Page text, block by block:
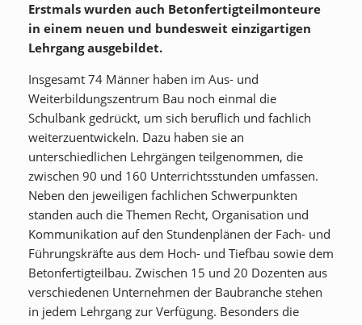
Erstmals wurden auch Betonfertigteilmonteure
in einem neuen und bundesweit einzigartigen
Lehrgang ausgebildet.
Insgesamt 74 Männer haben im Aus- und
Weiterbildungszentrum Bau noch einmal die
Schulbank gedrückt, um sich beruflich und fachlich
weiterzuentwickeln. Dazu haben sie an
unterschiedlichen Lehrgängen teilgenommen, die
zwischen 90 und 160 Unterrichtsstunden umfassen.
Neben den jeweiligen fachlichen Schwerpunkten
standen auch die Themen Recht, Organisation und
Kommunikation auf den Stundenplänen der Fach- und
Führungskräfte aus dem Hoch- und Tiefbau sowie dem
Betonfertigteilbau. Zwischen 15 und 20 Dozenten aus
verschiedenen Unternehmen der Baubranche stehen
in jedem Lehrgang zur Verfügung. Besonders die